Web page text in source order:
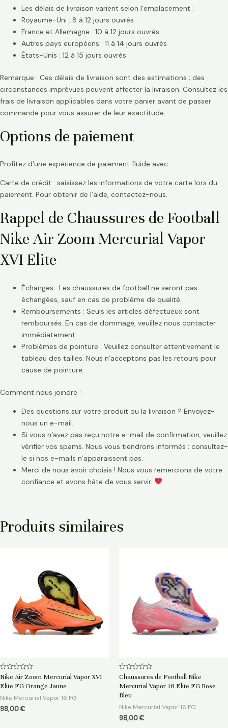
Les délais de livraison varient selon l’emplacement :
Royaume-Uni : 8 à 12 jours ouvrés
France et Allemagne : 10 à 12 jours ouvrés
Autres pays européens : 11 à 14 jours ouvrés
États-Unis : 12 à 15 jours ouvrés
Remarque : Ces délais de livraison sont des estimations ; des
circonstances imprévues peuvent affecter la livraison. Consultez les
frais de livraison applicables dans votre panier avant de passer
commande pour vous assurer de leur exactitude.
Options de paiement
Profitez d’une expérience de paiement fluide avec :
Carte de crédit : saisissez les informations de votre carte lors du
paiement. Pour obtenir de l’aide, contactez-nous.
Rappel de Chaussures de Football
Nike Air Zoom Mercurial Vapor
XVI Elite
Échanges : Les chaussures de football ne seront pas
échangées, sauf en cas de problème de qualité.
Remboursements : Seuls les articles défectueux sont
remboursés. En cas de dommage, veuillez nous contacter
immédiatement.
Problèmes de pointure : Veuillez consulter attentivement le
tableau des tailles. Nous n’acceptons pas les retours pour
cause de pointure.
Comment nous joindre :
Des questions sur votre produit ou la livraison ? Envoyez-
nous un e-mail.
Si vous n’avez pas reçu notre e-mail de confirmation, veuillez
vérifier vos spams. Nous vous tiendrons informés ; consultez-
le si nos e-mails n’apparaissent pas.
Merci de nous avoir choisis ! Nous vous remercions de votre
confiance et avons hâte de vous servir.
Produits similaires
Note
sur
Nike Air Zoom Mercurial Vapor XVI
Elite FG Orange Jaune
Nike Mercurial Vapor 16 FG
98,00€
Note
sur
5
Chaussures de Football Nike
Mercurial Vapor 16 Elite FG Rose
Bleu
Nike Mercurial Vapor 16 FG
98,00€